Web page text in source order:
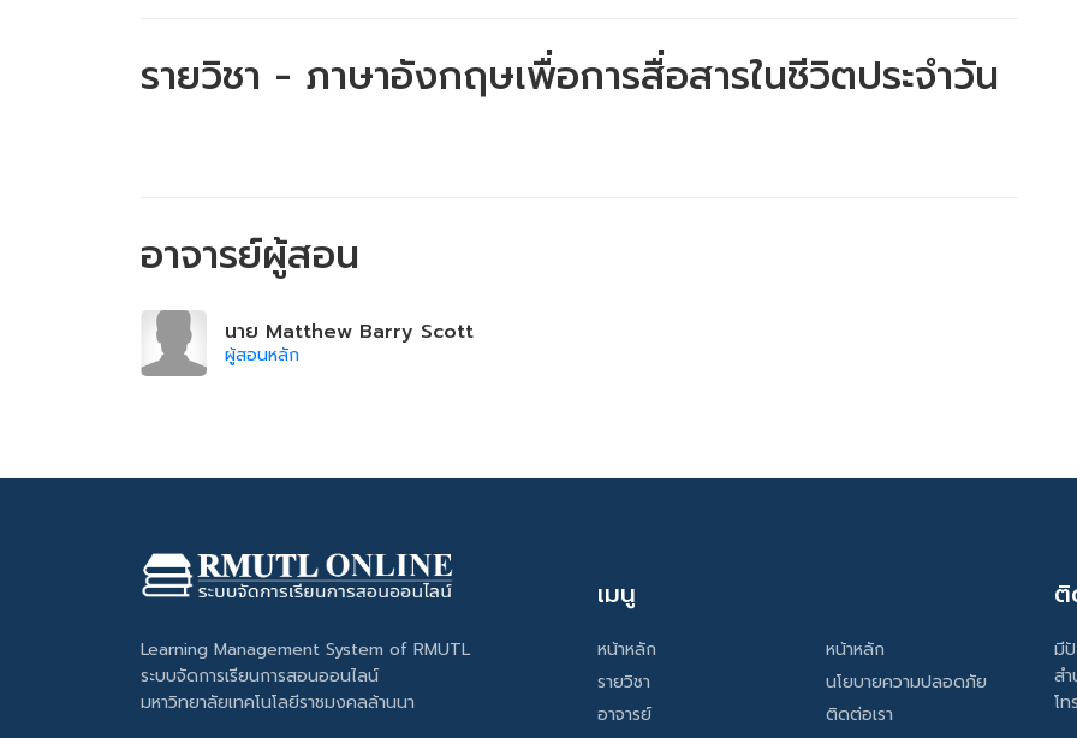
รายวิชา - ภาษาอังกฤษเพื่อการสื่อสารในชีวิตประจำวัน
อาจารย์ผู้สอน
นาย Matthew Barry Scott
ผู้สอนหลัก
Learning Management System of RMUTL
ระบบจัดการเรียนการสอนออนไลน์
มหาวิทยาลัยเทคโนโลยีราชมงคลล้านนา
เมนู
หน้าหลัก
รายวิชา
อาจารย์
หน้าหลัก
นโยบายความปลอดภัย
ติดต่อเรา
มี
สำ
โ